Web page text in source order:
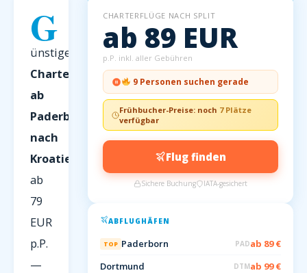
G
ünstige
Charterflüge
ab
Paderborn
nach
Kroatien
ab
79
EUR
p.P.
—
CHARTERFLÜGE NACH SPLIT
ab 89 EUR
p.P. inkl. aller Gebühren
9 Personen suchen gerade
Frühbucher-Preise: noch 7 Plätze
verfügbar
Flug finden
Sichere Buchung IATA-gesichert
ABFLUGHÄFEN
TOP Paderborn PADab 89 €
Dortmund
DTMab 99 €